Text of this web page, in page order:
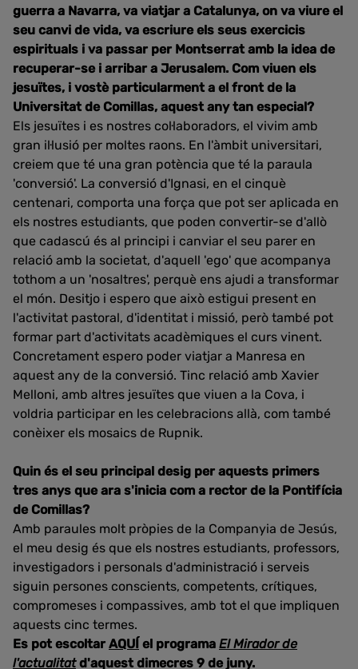
guerra a Navarra, va viatjar a Catalunya, on va viure el
seu canvi de vida, va escriure els seus exercicis
espirituals i va passar per Montserrat amb la idea de
recuperar-se i arribar a Jerusalem. Com viuen els
jesuïtes, i vostè particularment a el front de la
Universitat de Comillas, aquest any tan especial?
Els jesuïtes i es nostres col·laboradors, el vivim amb
gran il·lusió per moltes raons. En l'àmbit universitari,
creiem que té una gran potència que té la paraula
'conversió'. La conversió d'Ignasi, en el cinquè
centenari, comporta una força que pot ser aplicada en
els nostres estudiants, que poden convertir-se d'allò
que cadascú és al principi i canviar el seu parer en
relació amb la societat, d'aquell 'ego' que acompanya
tothom a un 'nosaltres', perquè ens ajudi a transformar
el món. Desitjo i espero que això estigui present en
l'activitat pastoral, d'identitat i missió, però també pot
formar part d'activitats acadèmiques el curs vinent.
Concretament espero poder viatjar a Manresa en
aquest any de la conversió. Tinc relació amb Xavier
Melloni, amb altres jesuïtes que viuen a la Cova, i
voldria participar en les celebracions allà, com també
conèixer els mosaics de Rupnik.
Quin és el seu principal desig per aquests primers
tres anys que ara s'inicia com a rector de la Pontifícia
de Comillas?
Amb paraules molt pròpies de la Companyia de Jesús,
el meu desig és que els nostres estudiants, professors,
investigadors i personals d'administració i serveis
siguin persones conscients, competents, crítiques,
compromeses i compassives, amb tot el que impliquen
aquests cinc termes.
Es pot escoltar AQUÍ el programa El Mirador de
l'actualitatd'aquest dimecres 9 de juny.